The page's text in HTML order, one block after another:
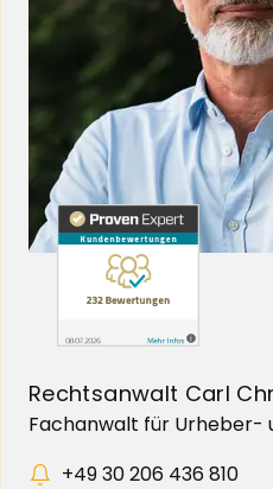
Rechtsanwalt Carl
Fachanwalt für Urheber-
+49 30 206 436 810